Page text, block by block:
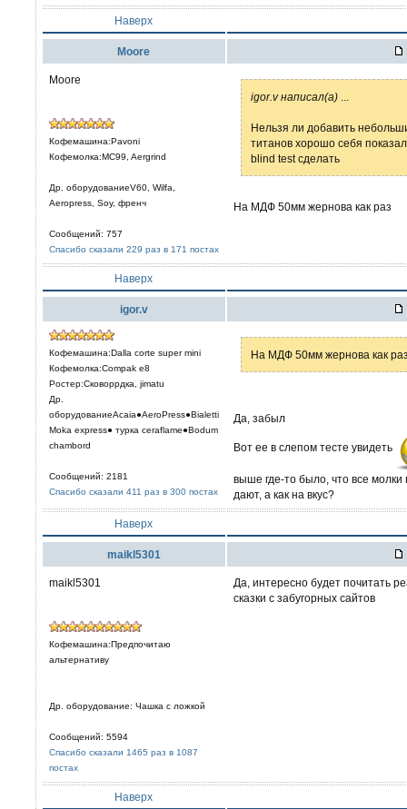
Наверх
Moore
Moore
Кофемашина:Pavoni
Кофемолка:MC99, Aergrind
Др. оборудованиеV60, Wilfa,
Aeropress, Soy, френч
Сообщений: 757
Спасибо сказали 229 раз в 171 постах
igor.v написал(а)
Нельзя ли добавить
титанов хорошо себя
blind test сделать
На МДФ 50мм жернова как раз
Наверх
igor.v
Кофемашина:Dalla corte super mini
Кофемолка:Compak e8
Ростер:Сковоррдка, jimatu
Др.
оборудованиеAcaia●AeroPress●Bialetti
Moka express● турка сeraflame●Bodum
chambord
Сообщений: 2181
Спасибо сказали 411 раз в 300 постах
На МДФ 50мм жернова как
Да, забыл
Вот ее в слепом тесте увидеть
выше где-то было, что все
дают, а как на вкус?
Наверх
maikl5301
maikl5301
Кофемашина:Предпочитаю
альтернативу
Др. оборудование: Чашка с ложкой
Сообщений: 5594
Спасибо сказали 1465 раз в 1087
постах
Да, интересно будет почитать
сказки с забугорных сайтов
Наверх